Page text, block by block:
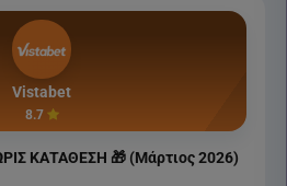
Vistabet
8.7
ΚΑΤΑΘΕΣΗ 🎁 (Μάρτιος 2026)